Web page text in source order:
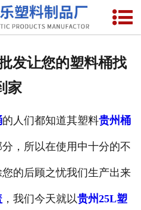
网站首页
联系我们
发让您的塑料桶找
家
的人们都知道其塑料贵州桶
，所以在使用中十分的不
的后顾之忧我们生产出来
，我们今天就以贵州25L塑